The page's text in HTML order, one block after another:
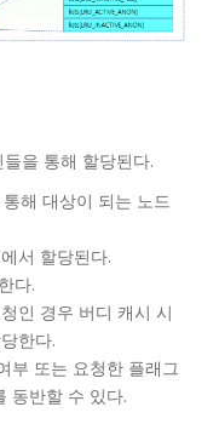
을 통해 할당된다.
해 대상이 되는 노드
서 할당된다.
다.
인 경우 버디 캐시 시
한다.
부 또는 요청한 플래그
동반할 수 있다.